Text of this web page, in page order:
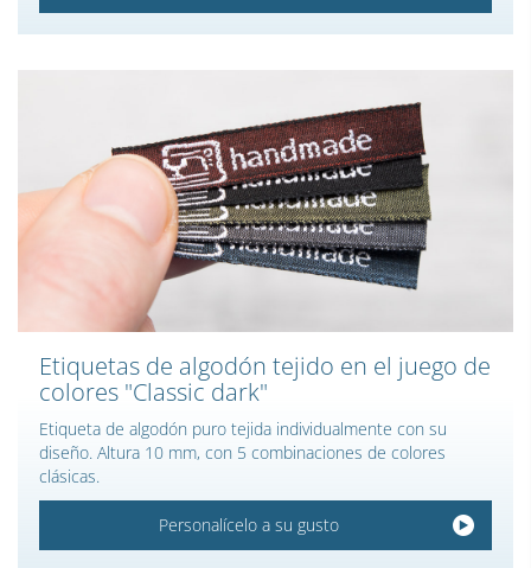
Etiquetas de algodón tejido en el juego de
colores "Classic dark"
Etiqueta de algodón puro tejida individualmente con su
diseño. Altura 10 mm, con 5 combinaciones de colores
clásicas.
Personalícelo a su gusto